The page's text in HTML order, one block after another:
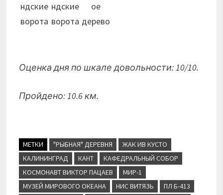
ндские
ворота
ндские
ворота
ое
дерево
Оценка дня по шкале довольности: 10/10.
Пройдено: 10.6 км.
МЕТКИ "РЫБНАЯ" ДЕРЕВНЯ
ЖАК ИВ КУСТО
КАЛИНИНГРАД
КАНТ
КАФЕДРАЛЬНЫЙ СОБОР
КОСМОНАВТ ВИКТОР ПАЦАЕВ
МИР-1
МУЗЕЙ МИРОВОГО ОКЕАНА
НИС ВИТЯЗЬ
ПЛ Б-413